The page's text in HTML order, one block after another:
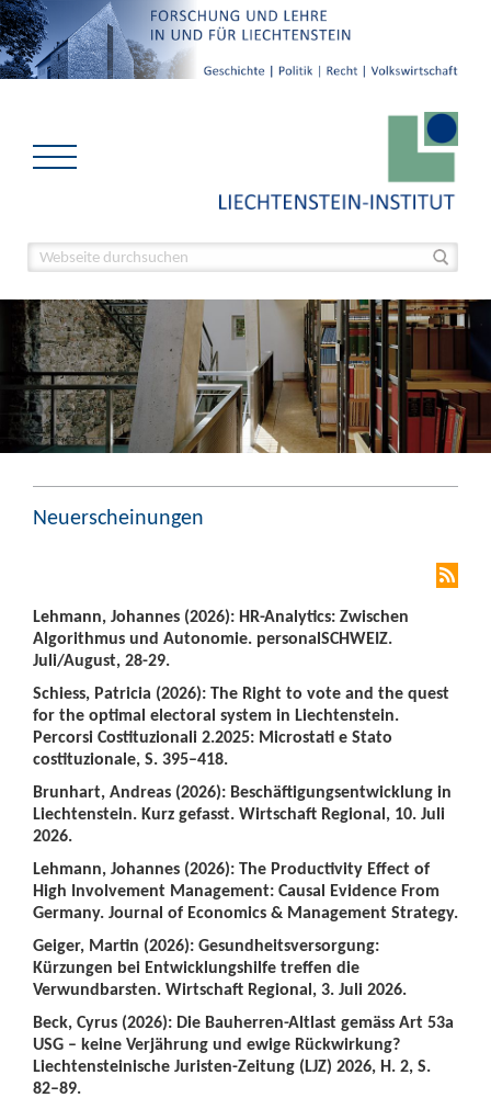
Neuerscheinungen
Lehmann, Johannes (2026): HR-Analytics: Zwischen
Algorithmus und Autonomie. personalSCHWEIZ.
Juli/August, 28-29.
Schiess, Patricia (2026): The Right to vote and the quest
for the optimal electoral system in Liechtenstein.
Percorsi Costituzionali 2.2025: Microstati e Stato
costituzionale, S. 395–418.
Brunhart, Andreas (2026): Beschäftigungsentwicklung in
Liechtenstein. Kurz gefasst. Wirtschaft Regional, 10. Juli
2026.
Lehmann, Johannes (2026): The Productivity Effect of
High Involvement Management: Causal Evidence From
Germany. Journal of Economics & Management Strategy.
Geiger, Martin (2026): Gesundheitsversorgung:
Kürzungen bei Entwicklungshilfe treffen die
Verwundbarsten. Wirtschaft Regional, 3. Juli 2026.
Beck, Cyrus (2026): Die Bauherren-Altlast gemäss Art 53a
USG – keine Verjährung und ewige Rückwirkung?
Liechtensteinische Juristen-Zeitung (LJZ) 2026, H. 2, S.
82–89.